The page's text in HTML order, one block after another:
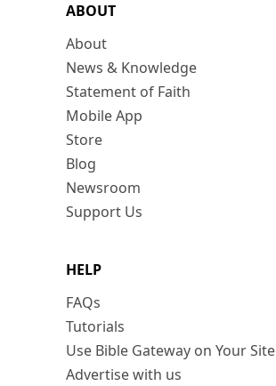
ABOUT
About
News & Knowledge
Statement of Faith
Mobile App
Store
Blog
Newsroom
Support Us
HELP
FAQs
Tutorials
Use Bible Gateway on Your Site
Advertise with us